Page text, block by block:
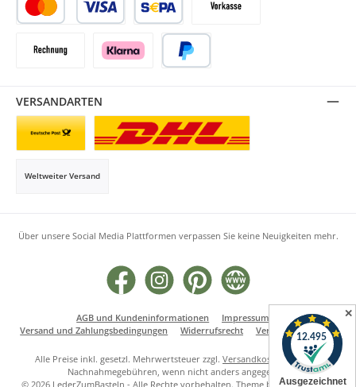
VERSANDARTEN
Weltweiter Versand
SEPA LastschriftVorkasse
Über unsere Social Media Plattformen verpassen Sie keine Neuigkeiten mehr.
Facebook Instagram Pinterest Website
AGB und Kundeninformationen
Impressum
Versand und Zahlungsbedingungen
Widerrufsrecht Vertrag widerrufen
Alle Preise inkl. gesetzl. Mehrwertsteuer zzgl. Versandkostenund ggf.
Nachnahmegebühren, wenn nicht anders angegeben.
© 2026 LederZumBasteln - Alle Rechte vorbehalten. Theme by ThemeWare®
✕